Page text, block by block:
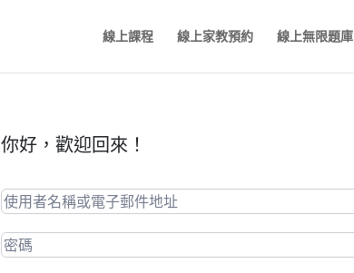
線上課程 線上家教預約 線上無限題庫
你好，歡迎回來！